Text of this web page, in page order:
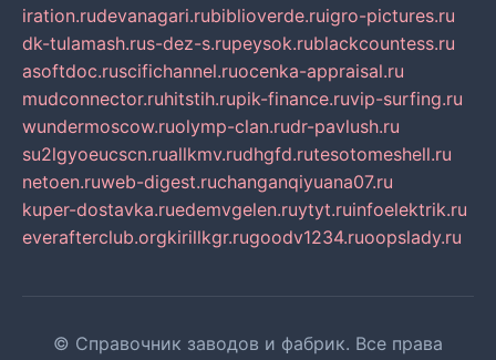
iration.rudevanagari.rubiblioverde.ruigro-pictures.ru
dk-tulamash.rus-dez-s.rupeysok.rublackcountess.ru
asoftdoc.ruscifichannel.ruocenka-appraisal.ru
mudconnector.ruhitstih.rupik-finance.ruvip-surfing.ru
wundermoscow.ruolymp-clan.rudr-pavlush.ru
su2lgyoeucscn.ruallkmv.rudhgfd.rutesotomeshell.ru
netoen.ruweb-digest.ruchanganqiyuana07.ru
kuper-dostavka.ruedemvgelen.ruytyt.ruinfoelektrik.ru
everafterclub.orgkirillkgr.rugoodv1234.ruoopslady.ru
© Справочник заводов и фабрик. Все права